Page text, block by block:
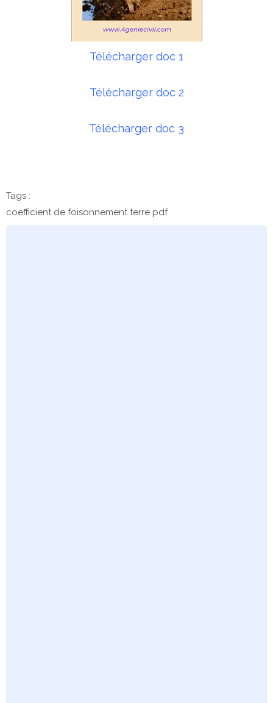
Télécharger doc 1
Télécharger doc 2
Télécharger doc 3
Tags :
coefficient de foisonnement terre pdf